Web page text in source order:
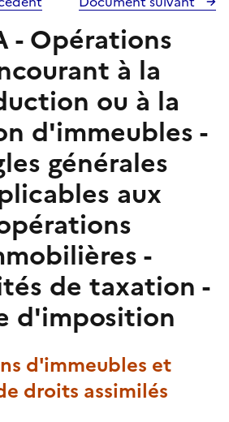
- Opérations
à la
ou à la
d'immeubles -
générales
aux
-
de taxation -
d'imposition
d'immeubles et
droits assimilés